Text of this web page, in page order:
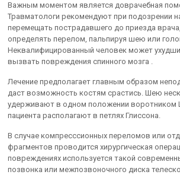
Важным моментом является доврачебная
Травматологи рекомендуют при подозрении
перемещать пострадавшего до приезда
определять перелом, пальпируя шею или
Неквалифицированный человек может
вызвать повреждения спинного мозга .
Лечение предполагает главным образом
даст возможность костям срастись. Шею
удерживают в одном положении воротником
пациента располагают в петлях Глиссона.
В случае компресссионных переломов или
фрагментов проводится хирургическая
повреждениях используется такой
позвонка или межпозвоночного диска